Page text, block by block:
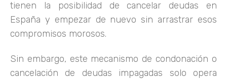
tienen la posibilidad de cancelar deudas en
España y empezar de nuevo sin arrastrar esos
compromisos morosos.
Sin embargo, este mecanismo de condonación o
cancelación de deudas impagadas solo opera